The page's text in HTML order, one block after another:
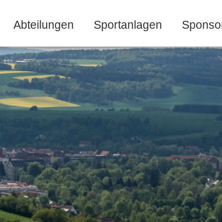
Abteilungen Sportanlagen